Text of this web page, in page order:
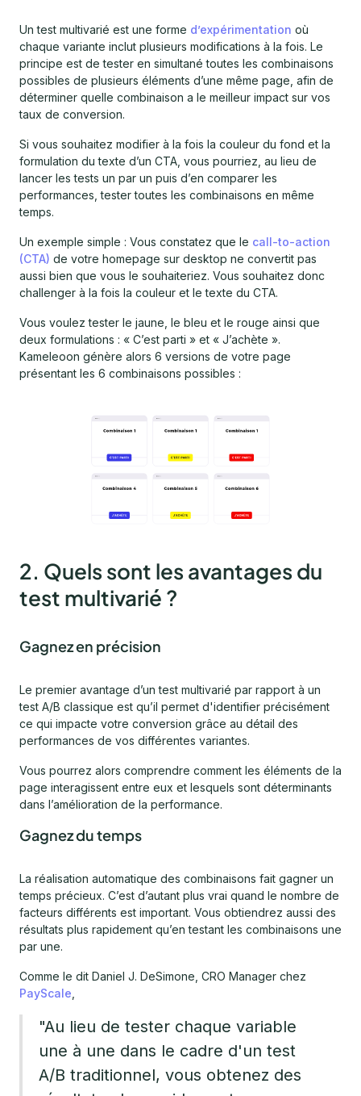
Un test multivarié est une forme d’expérimentation où
chaque variante inclut plusieurs modifications à la fois. Le
principe est de tester en simultané toutes les combinaisons
possibles de plusieurs éléments d’une même page, afin de
déterminer quelle combinaison a le meilleur impact sur vos
taux de conversion.
Si vous souhaitez modifier à la fois la couleur du fond et la
formulation du texte d’un CTA, vous pourriez, au lieu de
lancer les tests un par un puis d’en comparer les
performances, tester toutes les combinaisons en même
temps.
Un exemple simple : Vous constatez que le call-to-action
(CTA) de votre homepage sur desktop ne convertit pas
aussi bien que vous le souhaiteriez. Vous souhaitez donc
challenger à la fois la couleur et le texte du CTA.
Vous voulez tester le jaune, le bleu et le rouge ainsi que
deux formulations : « C’est parti » et « J’achète ».
Kameleoon génère alors 6 versions de votre page
présentant les 6 combinaisons possibles :
2. Quels sont les avantages du
test multivarié ?
Gagnez en précision
Le premier avantage d’un test multivarié par rapport à un
test A/B classique est qu’il permet d'identifier précisément
ce qui impacte votre conversion grâce au détail des
performances de vos différentes variantes.
Vous pourrez alors comprendre comment les éléments de la
page interagissent entre eux et lesquels sont déterminants
dans l’amélioration de la performance.
Gagnez du temps
La réalisation automatique des combinaisons fait gagner un
temps précieux. C’est d’autant plus vrai quand le nombre de
facteurs différents est important. Vous obtiendrez aussi des
résultats plus rapidement qu’en testant les combinaisons une
par une.
Comme le dit Daniel J. DeSimone, CRO Manager chez
PayScale
"Au lieu de tester chaque variable
une à une dans le cadre d'un test
A/B traditionnel, vous obtenez des